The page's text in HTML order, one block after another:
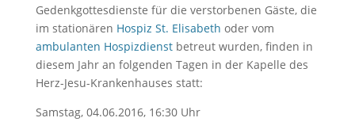
Gedenkgottesdienste für die verstorbenen Gäste, die
im stationären Hospiz St. Elisabeth oder vom
ambulanten Hospizdienstbetreut wurden, finden in
diesem Jahr an folgenden Tagen in der Kapelle des
Herz-Jesu-Krankenhauses statt:
Samstag, 04.06.2016, 16:30 Uhr